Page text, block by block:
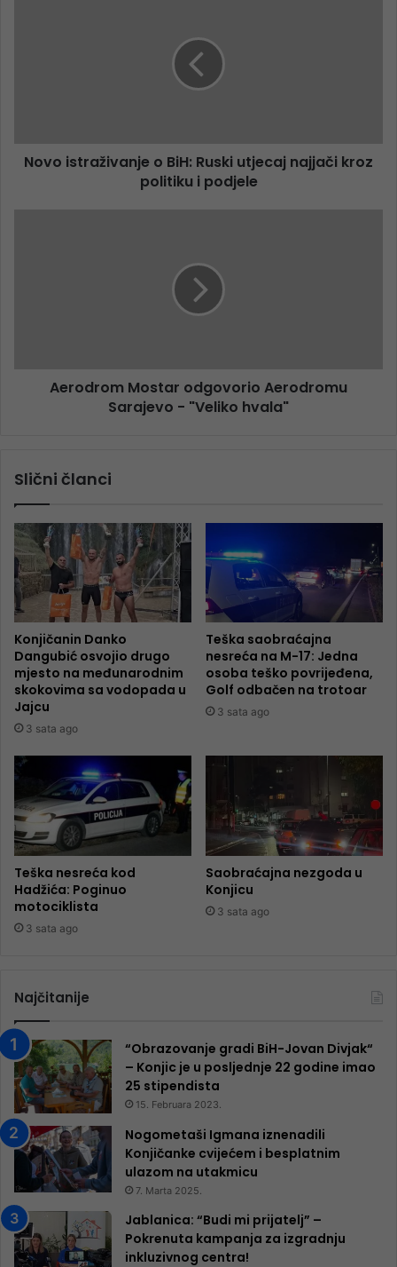
Novo istraživanje o BiH: Ruski utjecaj najjači kroz
politiku i podjele
Aerodrom Mostar odgovorio Aerodromu
Sarajevo - "Veliko hvala"
Slični članci
Konjičanin Danko
Dangubić osvojio drugo
mjesto na međunarodnim
skokovima sa vodopada u
Jajcu
3 sata ago
Teška saobraćajna
nesreća na M-17: Jedna
osoba teško povrijeđena,
Golf odbačen na trotoar
3 sata ago
Teška nesreća kod
Hadžića: Poginuo
motociklista
3 sata ago
Saobraćajna nezgoda u
Konjicu
3 sata ago
Najčitanije
“Obrazovanje gradi BiH-Jovan Divjak“
– Konjic je u posljednje 22 godine imao
25 ​​stipendista
15. Februara 2023.
Nogometaši Igmana iznenadili
Konjičanke cvijećem i besplatnim
ulazom na utakmicu
7. Marta 2025.
Jablanica: “Budi mi prijatelj” –
Pokrenuta kampanja za izgradnju
inkluzivnog centra!